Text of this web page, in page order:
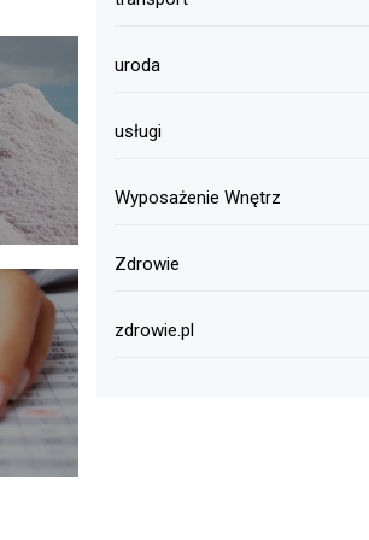
uroda
usługi
Wyposażenie Wnętrz
Zdrowie
zdrowie.pl